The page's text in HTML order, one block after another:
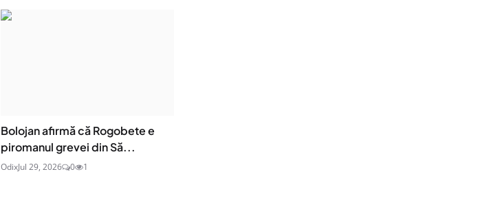
Bolojan afirmă că Rogobete e
piromanul grevei din Să...
OdixJul 29, 2026 0 1